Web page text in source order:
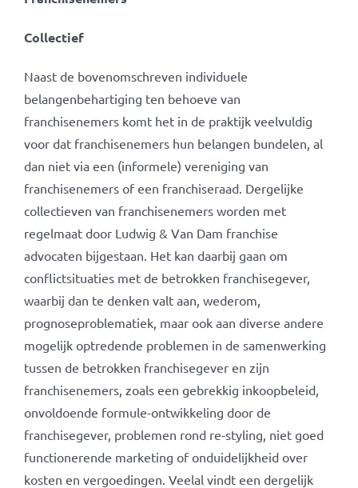
Collectief
Naast de bovenomschreven individuele
belangenbehartiging ten behoeve van
franchisenemers komt het in de praktijk veelvuldig
voor dat franchisenemers hun belangen bundelen, al
dan niet via een (informele) vereniging van
franchisenemers of een franchiseraad. Dergelijke
collectieven van franchisenemers worden met
regelmaat door Ludwig & Van Dam franchise
advocaten bijgestaan. Het kan daarbij gaan om
conflictsituaties met de betrokken franchisegever,
waarbij dan te denken valt aan, wederom,
prognoseproblematiek, maar ook aan diverse andere
mogelijk optredende problemen in de samenwerking
tussen de betrokken franchisegever en zijn
franchisenemers, zoals een gebrekkig inkoopbeleid,
onvoldoende formule-ontwikkeling door de
franchisegever, problemen rond re-styling, niet goed
functionerende marketing of onduidelijkheid over
kosten en vergoedingen. Veelal vindt een dergelijk